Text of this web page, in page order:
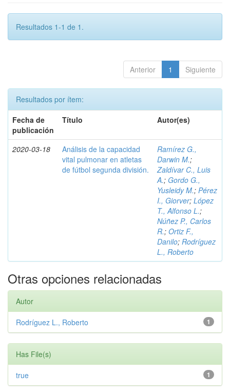
Resultados 1-1 de 1.
Anterior 1 Siguiente
Resultados por ítem:
Fecha de
publicación
Título Autor(es)
2020-03-18
Análisis de la capacidad
vital pulmonar en atletas
de fútbol segunda división.
Ramírez G.,
Darwin M.;
Zaldívar C., Luis
A.; Gordo G.,
Yusleidy M.; Pérez
I., Giorver; López
T., Alfonso L.;
Núñez P., Carlos
R.; Ortiz F.,
Danilo; Rodríguez
L., Roberto
Otras opciones relacionadas
Autor
1
Rodríguez L., Roberto
Has File(s)
1
true